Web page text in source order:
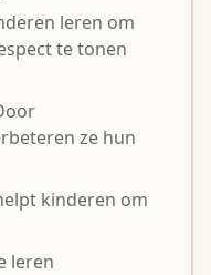
leren om
te tonen
ze hun
kinderen om
leren